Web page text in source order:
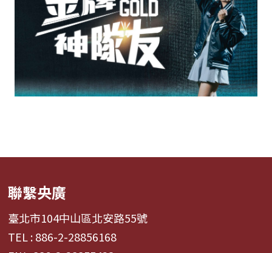
聯繫央廣
臺北市104中山區北安路55號
TEL : 886-2-28856168